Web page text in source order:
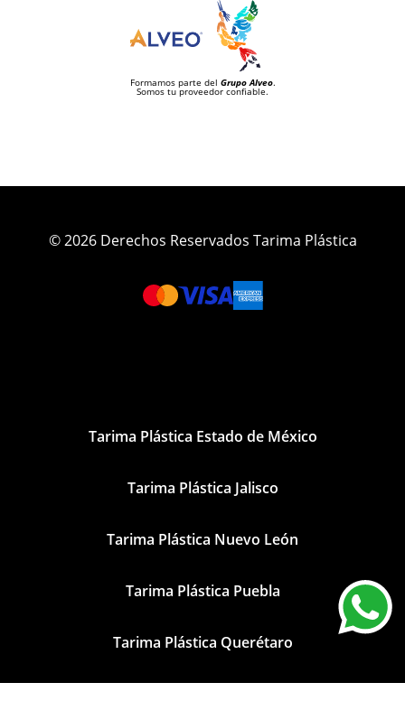
Formamos parte del Grupo Alveo.
Somos tu proveedor confiable.
© 2026 Derechos Reservados Tarima Plástica
Tarima Plástica Estado de México
Tarima Plástica Jalisco
Tarima Plástica Nuevo León
Tarima Plástica Puebla
Tarima Plástica Querétaro